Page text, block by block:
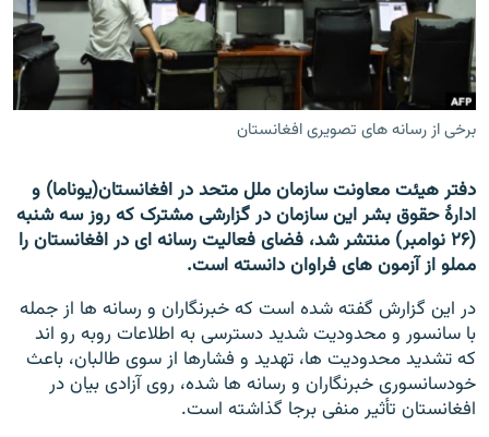
صفحه پشتو
Azadi English
به ما بپیوندید
همۀ سایت‌های رادیو آزادی/ رادیو اروپای آزاد
برخی از رسانه های تصویری افغانستان
دفتر هیئت معاونت سازمان ملل متحد در افغانستان(یوناما) و
ادارۀ حقوق بشر این سازمان در گزارشی مشترک که روز سه شنبه
(۲۶ نوامبر) منتشر شد، فضای فعالیت رسانه ای در افغانستان را
مملو از آزمون های فراوان دانسته است.
در این گزارش گفته شده است که خبرنگاران و رسانه ها از جمله
با سانسور و محدودیت شدید دسترسی به اطلاعات روبه رو اند
که تشدید محدودیت ها، تهدید و فشارها از سوی طالبان، باعث
خودسانسوری خبرنگاران و رسانه ها شده، روی آزادی بیان در
افغانستان تأثیر منفی برجا گذاشته است.